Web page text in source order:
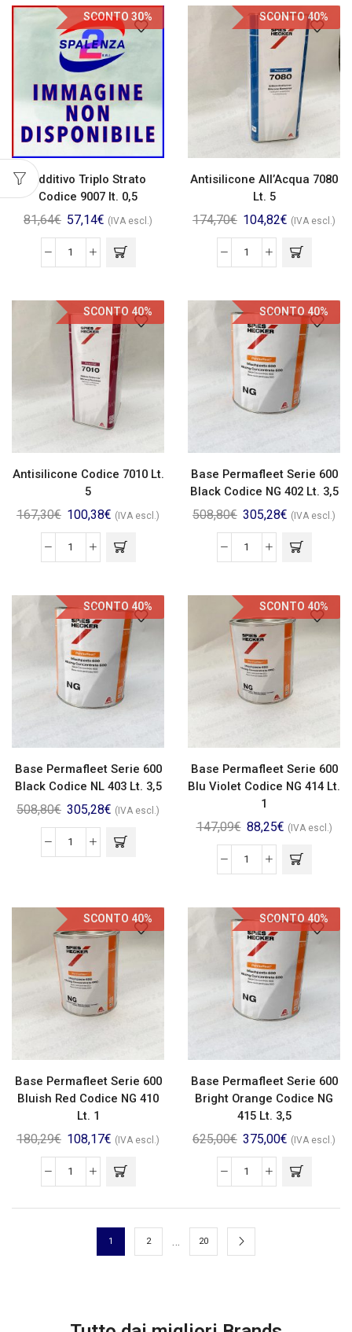
SCONTO 30%
Additivo Triplo Strato
Codice 9007 lt. 0,5
81,64€ 57,14€ (IVA escl.)
SCONTO 40%
Antisilicone All’Acqua 7080
Lt. 5
174,70€ 104,82€ (IVA escl.)
SCONTO 40%
Antisilicone Codice 7010 Lt.
5
167,30€ 100,38€ (IVA escl.)
SCONTO 40%
Base Permafleet Serie 600
Black Codice NG 402 Lt. 3,5
508,80€ 305,28€ (IVA escl.)
SCONTO 40%
Base Permafleet Serie 600
Black Codice NL 403 Lt. 3,5
508,80€ 305,28€ (IVA escl.)
SCONTO 40%
Base Permafleet Serie 600
Blu Violet Codice NG 414 Lt.
1
147,09€ 88,25€ (IVA escl.)
SCONTO 40%
Base Permafleet Serie 600
Bluish Red Codice NG 410
Lt. 1
180,29€ 108,17€ (IVA escl.)
SCONTO 40%
Base Permafleet Serie 600
Bright Orange Codice NG
415 Lt. 3,5
625,00€ 375,00€ (IVA escl.)
1 2 20